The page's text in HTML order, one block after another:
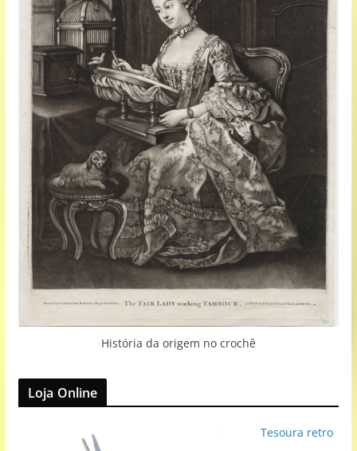
História da origem no crochê
Loja Online
Tesoura retro